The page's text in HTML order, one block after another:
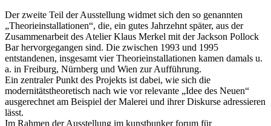
Der zweite Teil der Ausstellung widmet sich den so genannten
„Theorieinstallationen“, die, ein gutes Jahrzehnt später, aus der
Zusammenarbeit des Atelier Klaus Merkel mit der Jackson Pollock
Bar hervorgegangen sind. Die zwischen 1993 und 1995
entstandenen, insgesamt vier Theorieinstallationen kamen damals u.
a. in Freiburg, Nürnberg und Wien zur Aufführung.
Ein zentraler Punkt des Projekts ist dabei, wie sich die
modernitätstheoretisch nach wie vor relevante „Idee des Neuen“
ausgerechnet am Beispiel der Malerei und ihrer Diskurse adressieren
lässt.
Im Rahmen der Ausstellung im kunstbunker forum für